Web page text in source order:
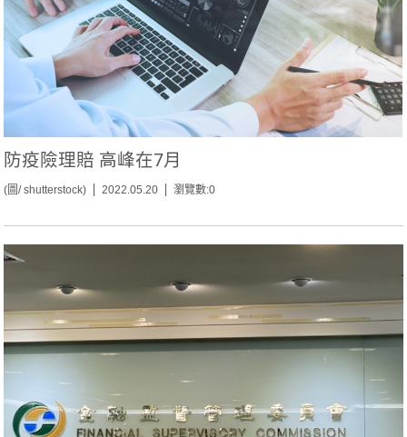
防疫險理賠 高峰在7月
(圖/ shutterstock) 2022.05.20 瀏覽數:0